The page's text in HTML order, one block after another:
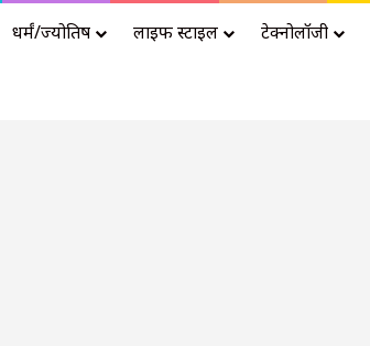
धर्मं/ज्योतिष लाइफ स्टाइल टेक्नोलॉजी